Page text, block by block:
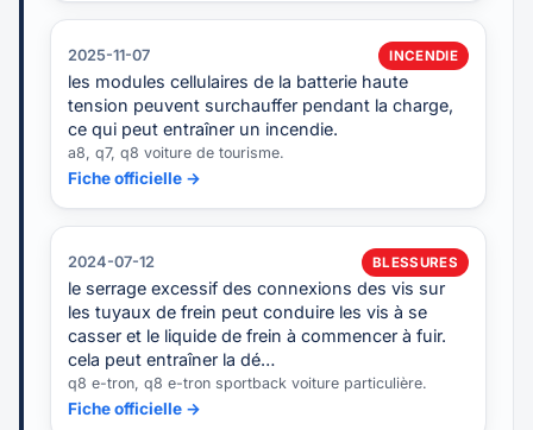
2025-11-07 INCENDIE
les modules cellulaires de la batterie haute
tension peuvent surchauffer pendant la charge,
ce qui peut entraîner un incendie.
a8, q7, q8 voiture de tourisme.
Fiche officielle →
2024-07-12 BLESSURES
le serrage excessif des connexions des vis sur
les tuyaux de frein peut conduire les vis à se
casser et le liquide de frein à commencer à fuir.
cela peut entraîner la dé…
q8 e-tron, q8 e-tron sportback voiture particulière.
Fiche officielle →